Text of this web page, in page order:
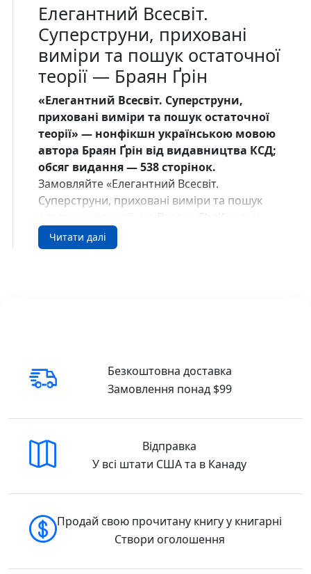
Елегантний Всесвіт.
Суперструни, приховані
виміри та пошук остаточної
теорії — Браян Ґрін
«Елегантний Всесвіт. Суперструни,
приховані виміри та пошук остаточної
теорії» — нонфікшн українською мовою
автора Браян Ґрін від видавництва КСД;
обсяг видання — 538 сторінок.
Замовляйте «Елегантний Всесвіт.
Суперструни, приховані виміри та пошук
США.
прості аналогії, щоб пояснити заплутані ідеї
сучасної фізики і математики зрозумілою та
Всесвіт насправді не такий складний, як
здається. Простір та час, гравітація,
квантова теорія, чорні діри, Великий вибух,
теорія струн, квантова механіка та багато
грандіозні таємниці світобудови.
Елегантний Всесвіт.
🇺🇸 Buy in the USA.
Читати далі
Безкоштовна доставка
Замовлення понад $99
Відправка
У всі штати США та в Канаду
Продай свою прочитану книгу у книгарні
Створи оголошення